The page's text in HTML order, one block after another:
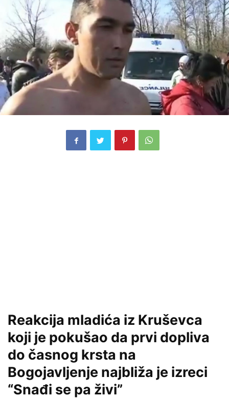
Reakcija mladića iz Kruševca
koji je pokušao da prvi dopliva
do časnog krsta na
Bogojavljenje najbliža je izreci
“Snađi se pa živi”